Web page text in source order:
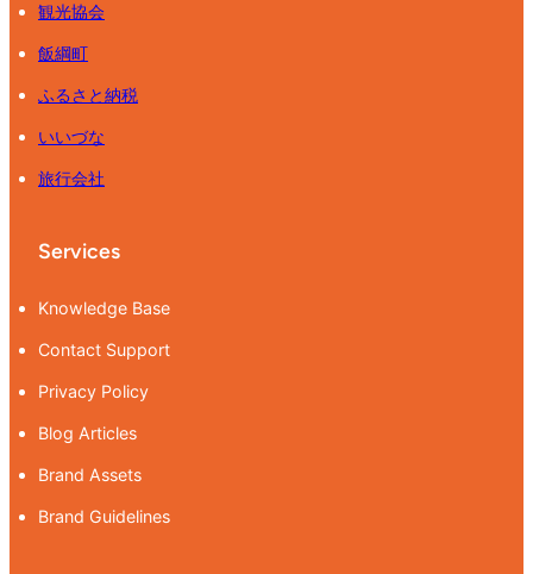
観光協会
飯綱町
ふるさと納税
いいづな
旅行会社
Services
Knowledge Base
Contact Support
Privacy Policy
Blog Articles
Brand Assets
Brand Guidelines